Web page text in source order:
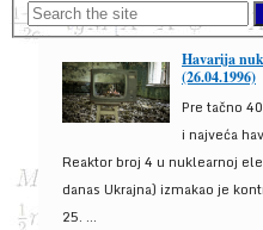
Havarija
(26.04.1996)
Pre tačno
i najveća
Reaktor broj 4 u nuklearnoj
danas Ukrajna) izmakao je
25. ...